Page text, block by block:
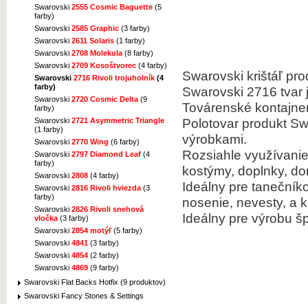
Swarovski 2555 Cosmic Baguette (5
farby)
Swarovski 2585 Graphic (3 farby)
Swarovski 2611 Solaris (1 farby)
Swarovski 2708 Molekula (8 farby)
Swarovski 2709 Kosoštvorec (4 farby)
Swarovski 2716 Rivoli trojuholník (4
farby)
Swarovski 2720 Cosmic Delta (9
farby)
Swarovski 2721 Asymmetric Triangle
(1 farby)
Swarovski 2770 Wing (6 farby)
Swarovski 2797 Diamond Leaf (4
farby)
Swarovski 2808 (4 farby)
Swarovski 2816 Rivoli hviezda (3
farby)
Swarovski 2826 Rivoli snehová
vločka (3 farby)
Swarovski 2854 motýľ(5 farby)
Swarovski 4841 (3 farby)
Swarovski 4854 (2 farby)
Swarovski 4869 (9 farby)
Swarovski Flat Backs Hotfix (9 produktov)
Swarovski Fancy Stones & Settings
Swarovski krištáľ
Swarovski 2716 tvar
Továrenské
Polotovar produkt
výrobkami.
Rozsiahle využívanie
kostýmy, doplnky,
Ideálny pre
nosenie, nevesty, a
Ideálny pre výrobu